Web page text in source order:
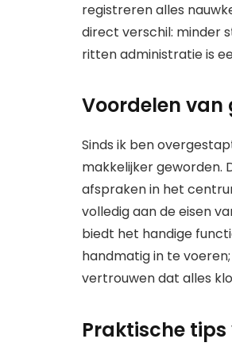
registreren alles
direct verschil: minder
ritten administratie is
Voordelen
Sinds ik ben
makkelijker geworden.
afspraken in het
volledig aan de eisen
biedt het handige
handmatig in te
vertrouwen dat alles
Praktische